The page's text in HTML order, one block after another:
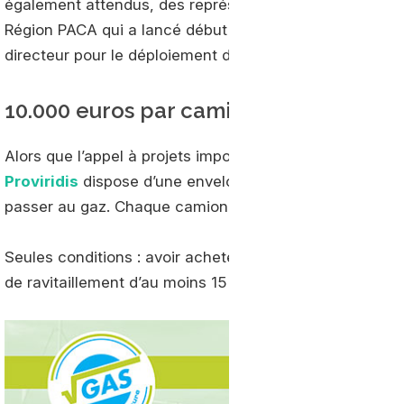
également attendus, des représentants de la
Région PACA qui a lancé début septembre une
directeur pour le déploiement des infrastructures GNV.
10.000 euros par camion
Alors que l’appel à projets impose un minimum de 5
Proviridis dispose d’une enveloppe d’un million
passer au gaz. Chaque camion acheté est éligible à
Seules conditions : avoir acheté le véhicule après le
de ravitaillement d’au moins 15 tonnes par an sur les